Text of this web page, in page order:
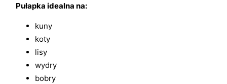
Pułapka idealna na:
kuny
koty
lisy
wydry
bobry